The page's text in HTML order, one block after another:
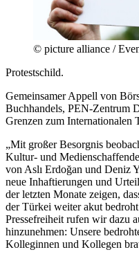
© picture alliance /
Protestschild.
Gemeinsamer Appell von
Buchhandels, PEN-Zentrum
Grenzen zum Internationalen
„Mit großer Besorgnis
Kultur- und
von Aslı Erdoğan und Deniz
neue Inhaftierungen und
der letzten Monate zeigen,
der Türkei weiter akut
Pressefreiheit rufen wir dazu
hinzunehmen: Unsere
Kolleginnen und Kollegen